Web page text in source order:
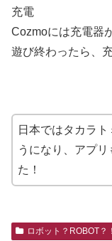
充電
Cozmoには充電器
遊び終わったら、
日本ではタカラ
うになり、アプ
た！
ロボット？ROBOT？